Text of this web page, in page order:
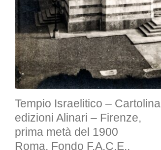
Tempio Israelitico – Cartolina
edizioni Alinari – Firenze,
prima metà del 1900
Roma, Fondo F.A.C.E.,